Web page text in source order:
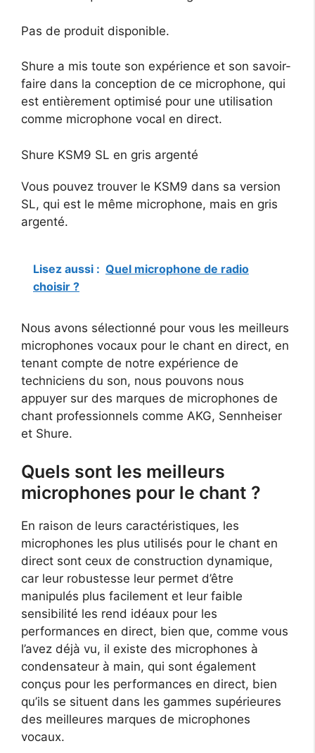
Pas de produit disponible.
Shure a mis toute son expérience et son savoir-
faire dans la conception de ce microphone, qui
est entièrement optimisé pour une utilisation
comme microphone vocal en direct.
Shure KSM9 SL en gris argenté
Vous pouvez trouver le KSM9 dans sa version
SL, qui est le même microphone, mais en gris
argenté.
Lisez aussi : Quel microphone de radio
choisir ?
Nous avons sélectionné pour vous les meilleurs
microphones vocaux pour le chant en direct, en
tenant compte de notre expérience de
techniciens du son, nous pouvons nous
appuyer sur des marques de microphones de
chant professionnels comme AKG, Sennheiser
et Shure.
Quels sont les meilleurs
microphones pour le chant ?
En raison de leurs caractéristiques, les
microphones les plus utilisés pour le chant en
direct sont ceux de construction dynamique,
car leur robustesse leur permet d’être
manipulés plus facilement et leur faible
sensibilité les rend idéaux pour les
performances en direct, bien que, comme vous
l’avez déjà vu, il existe des microphones à
condensateur à main, qui sont également
conçus pour les performances en direct, bien
qu’ils se situent dans les gammes supérieures
des meilleures marques de microphones
vocaux.